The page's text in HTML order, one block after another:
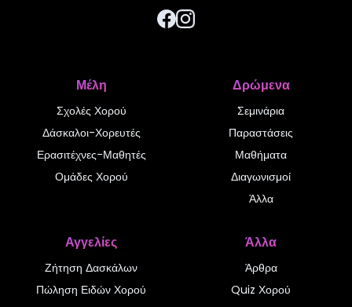
Μέλη
Σχολές Χορού
Δάσκαλοι-Χορευτές
Ερασιτέχνες-Μαθητές
Ομάδες Χορού
Δρώμενα
Σεμινάρια
Παραστάσεις
Μαθήματα
Διαγωνισμοί
Άλλα
Αγγελίες
Ζήτηση Δασκάλων
Πώληση Ειδών Χορού
Άλλα
Άρθρα
Quiz Χορού